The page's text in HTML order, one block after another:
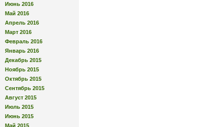
Июнь 2016
Май 2016
Апрель 2016
Март 2016
Февраль 2016
Январь 2016
Декабрь 2015
Ноябрь 2015
Октябрь 2015
Сентябрь 2015
Август 2015
Июль 2015
Июнь 2015
Май 2015